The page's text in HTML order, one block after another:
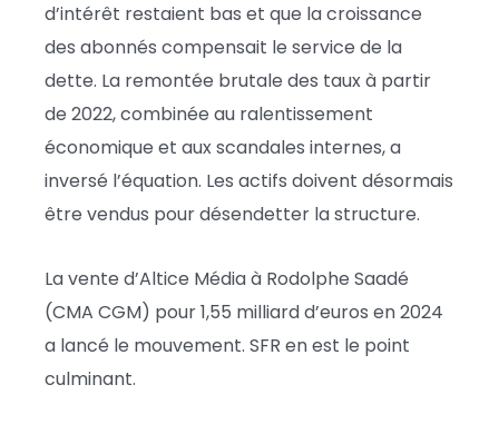
d’intérêt restaient bas et que la croissance
des abonnés compensait le service de la
dette. La remontée brutale des taux à partir
de 2022, combinée au ralentissement
économique et aux scandales internes, a
inversé l’équation. Les actifs doivent désormais
être vendus pour désendetter la structure.
La vente d’Altice Média à Rodolphe Saadé
(CMA CGM) pour 1,55 milliard d’euros en 2024
a lancé le mouvement. SFR en est le point
culminant.